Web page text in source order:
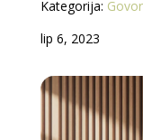
Kategorija:
lip 6, 2023